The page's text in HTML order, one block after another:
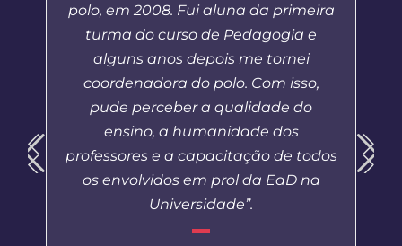
polo, em 2008. Fui aluna da primeira
turma do curso de Pedagogia e
alguns anos depois me tornei
coordenadora do polo. Com isso,
pude perceber a qualidade do
ensino, a humanidade dos
professores e a capacitação de todos
os envolvidos em prol da EaD na
Universidade”.